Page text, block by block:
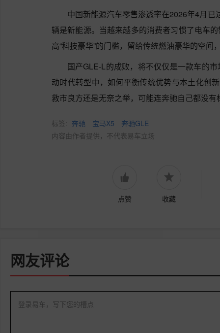
中国新能源汽车零售渗透率在2026年4月
辆是新能源。当越来越多的消费者习惯了电车
高“科技豪华”的门槛，留给传统燃油豪华的空
国产GLE-L的成败，将不仅仅是一款车的
动时代转型中，如何平衡传统优势与本土化创
救市良方还是无奈之举，可能连奔驰自己都没有
标签: 奔驰 宝马X5
奔驰GLE
内容由作者提供，不代表易车立场
点赞 收藏
网友评论
登录易车，写下您的槽点